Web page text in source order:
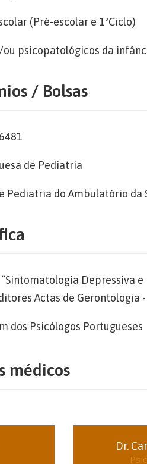
(Pré-escolar e 1ºCiclo)
psicopatológicos da
/ Bolsas
de Pediatria
Pediatria do Ambulatório da
Depressiva
Actas de
dos Psicólogos Portugueses
médicos
Dr.